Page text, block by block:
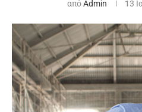
απόAdmin 13